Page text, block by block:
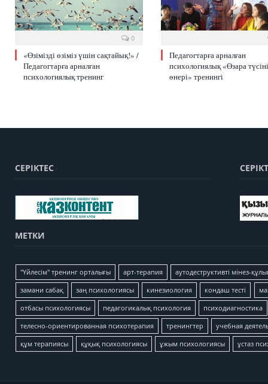
0
«Өзімізді өзіміз үшін сақтайық!» /
Педагогтарға арналған
психологиялық тренинг
Педагогтарға арналған
психологиялық «Өзара
өнері» тренингі
СЕРІКТЕС
МЕТКИ
"Үйлесім" тренинг орталығы арт-терапия аутодеструктивті мінез-
замани сабақ заң психологиясы кинезиология кондаш тесті
отбасы психологиясы педагогикалық психология психодиагностика
телесно-ориентированная психотерапия тренингтер учебная
құм терапиясы құқық психологиясы ұжым психологиясы ұстаз